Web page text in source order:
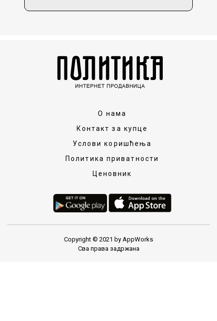
О нама
Контакт за купце
Услови коришћења
Политика приватности
Ценовник
Copyright © 2021 by AppWorks
Сва права задржана